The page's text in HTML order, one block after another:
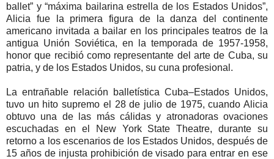
ballet” y “máxima bailarina estrella de los Estados Unidos”,
Alicia fue la primera figura de la danza del continente
americano invitada a bailar en los principales teatros de la
antigua Unión Soviética, en la temporada de 1957-1958,
honor que recibió como representante del arte de Cuba, su
patria, y de los Estados Unidos, su cuna profesional.
La entrañable relación balletística Cuba–Estados Unidos,
tuvo un hito supremo el 28 de julio de 1975, cuando Alicia
obtuvo una de las más cálidas y atronadoras ovaciones
escuchadas en el New York State Theatre, durante su
retorno a los escenarios de los Estados Unidos, después de
15 años de injusta prohibición de visado para entrar en ese